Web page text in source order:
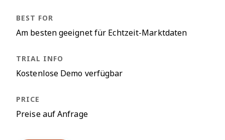
Am besten geeignet für Echtzeit-Marktdaten
Kostenlose Demo verfügbar
Preise auf Anfrage